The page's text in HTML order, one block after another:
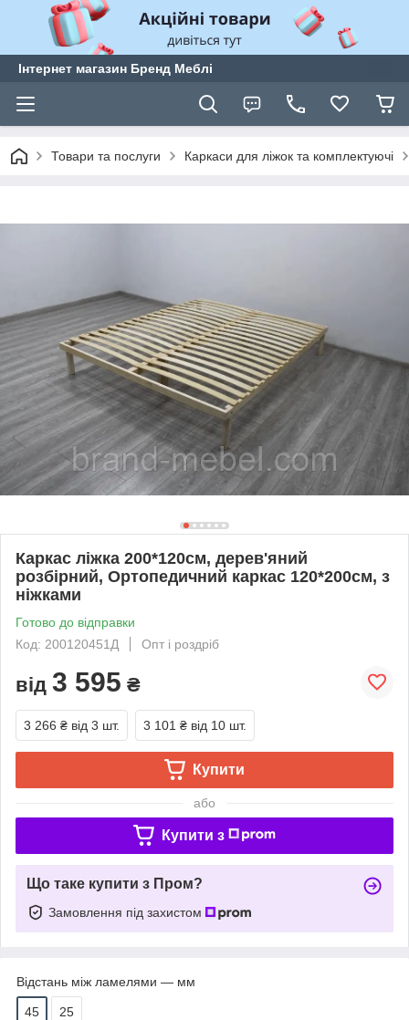
Інтернет магазин Бренд Меблі
Товари та послуги Каркаси для ліжок та комплектуючі
Каркас ліжка 200*120см, дерев'яний
розбірний, Ортопедичний каркас 120*200см, з
ніжками
Готово до відправки
Код: 200120451Д
Опт і роздріб
від 3 595 ₴
3 266 ₴ від 3 шт. 3 101 ₴ від 10 шт.
Купити
або
Купити з
Що таке купити з Пром?
Замовлення під захистом
Відстань між ламелями — мм
45 25